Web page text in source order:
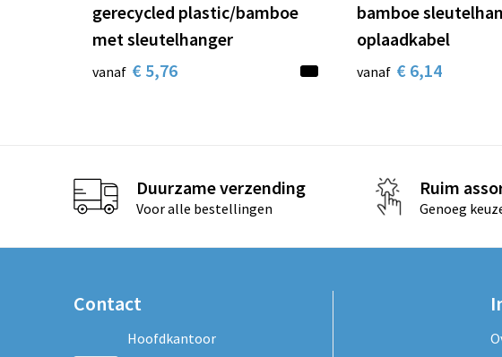
gerecycled plastic/bamboe
met sleutelhanger
vanaf € 5,76
bamboe
oplaadkabel
vanaf € 6,14
Duurzame verzending
Voor alle bestellingen
Ruim
Genoeg
Contact
Hoofdkantoor